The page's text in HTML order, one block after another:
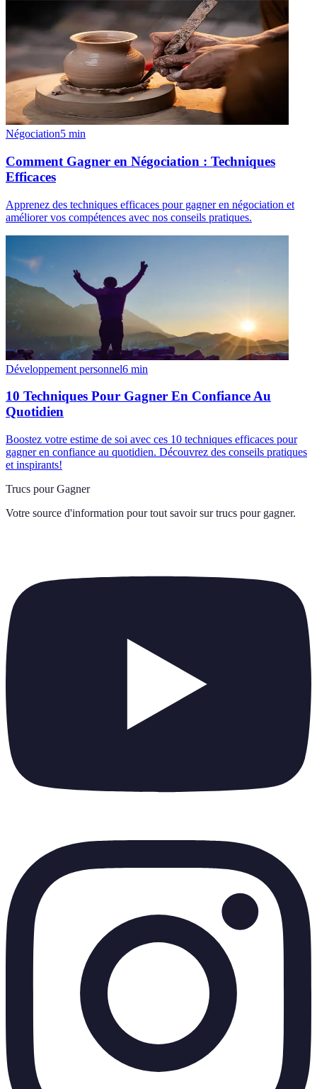
Négociation5 min
Comment Gagner en Négociation : Techniques
Efficaces
Apprenez des techniques efficaces pour gagner en négociation et
améliorer vos compétences avec nos conseils pratiques.
Développement personnel6 min
10 Techniques Pour Gagner En Confiance Au
Quotidien
Boostez votre estime de soi avec ces 10 techniques efficaces pour
gagner en confiance au quotidien. Découvrez des conseils pratiques
et inspirants!
Trucs pour Gagner
Votre source d'information pour tout savoir sur trucs pour gagner.